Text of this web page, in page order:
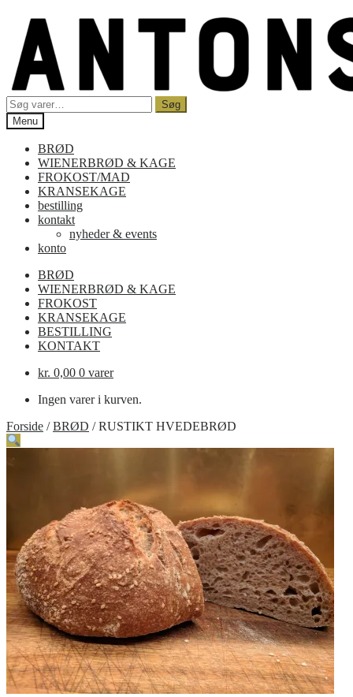
navigation
indhold
Søg
efter:
Søg
Menu
BRØD
WIENERBRØD & KAGE
FROKOST/MAD
KRANSEKAGE
bestilling
kontakt
nyheder & events
konto
BRØD
WIENERBRØD & KAGE
FROKOST
KRANSEKAGE
BESTILLING
KONTAKT
kr. 0,00 0 varer
Ingen varer i kurven.
Forside /BRØD /RUSTIKT HVEDEBRØD